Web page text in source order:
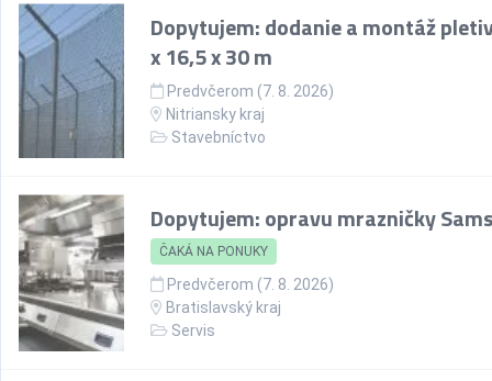
Dopytujem: dodanie a montáž
x 16,5 x 30 m
Predvčerom (7. 8. 2026)
Nitriansky kraj
Stavebníctvo
Dopytujem: opravu mrazničky
ČAKÁ NA PONUKY
Predvčerom (7. 8. 2026)
Bratislavský kraj
Servis